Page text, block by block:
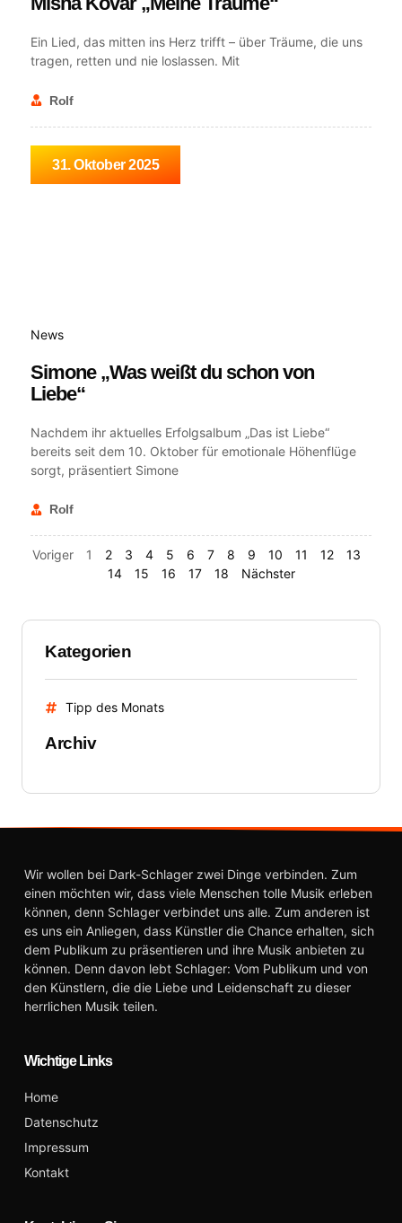
Ein Lied, das mitten ins Herz trifft – über Träume, die uns
tragen, retten und nie loslassen. Mit
Rolf
31. Oktober 2025
News
Simone „Was weißt du schon von
Liebe“
Nachdem ihr aktuelles Erfolgsalbum „Das ist Liebe“
bereits seit dem 10. Oktober für emotionale Höhenflüge
sorgt, präsentiert Simone
Rolf
Voriger 1 2 3 4 5 6 7 8 9 10 11 12
13
14
15 16 17 18 Nächster
Kategorien
Tipp des Monats
Archiv
Wir wollen bei Dark-Schlager zwei Dinge verbinden. Zum
einen möchten wir, dass viele Menschen tolle Musik erleben
können, denn Schlager verbindet uns alle. Zum anderen ist
es uns ein Anliegen, dass Künstler die Chance erhalten, sich
dem Publikum zu präsentieren und ihre Musik anbieten zu
können. Denn davon lebt Schlager: Vom Publikum und von
den Künstlern, die die Liebe und Leidenschaft zu dieser
herrlichen Musik teilen.
Wichtige Links
Home
Datenschutz
Impressum
Kontakt